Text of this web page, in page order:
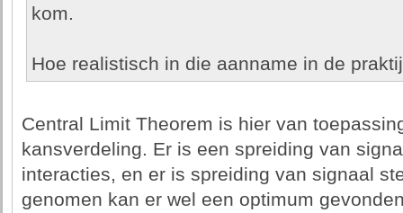
kom.
Hoe realistisch in die aanname in de
Central Limit Theorem is hier van
kansverdeling. Er is een spreiding van
interacties, en er is spreiding van signaal
genomen kan er wel een optimum